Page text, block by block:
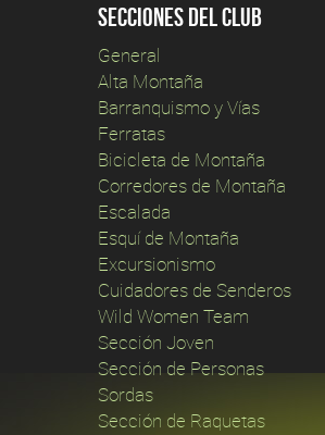
Secciones del club
General
Alta Montaña
Barranquismo y Vías
Ferratas
Bicicleta de Montaña
Corredores de Montaña
Escalada
Esquí de Montaña
Excursionismo
Cuidadores de Senderos
Wild Women Team
Sección Joven
Sección de Personas
Sordas
Sección de Raquetas